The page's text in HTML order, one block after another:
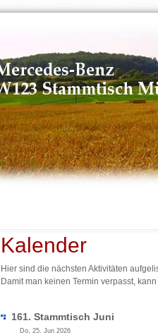
Kalender
Hier sind die nächsten Aktivitäten
Damit man keinen Termin verpasst,
161. Stammtisch Juni
Do, 25. Jun 2026